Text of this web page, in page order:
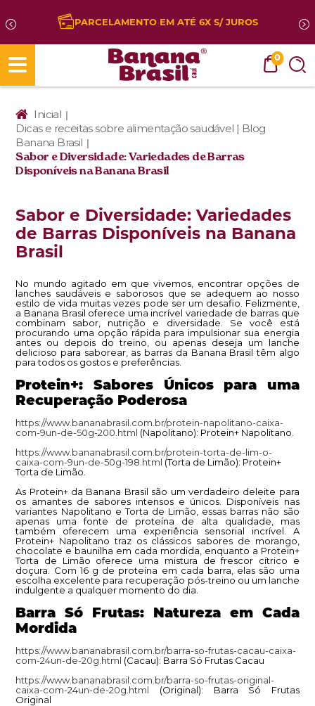
PARCELAMENTO EM ATÉ 6X S/ JUROS
0
Inicial |
Dicas e receitas sobre alimentação saudável | Blog
Banana Brasil |
Sabor e Diversidade: Variedades de Barras
Disponíveis na Banana Brasil
Sabor e Diversidade: Variedades
de Barras Disponíveis na Banana
Brasil
No mundo agitado em que vivemos, encontrar opções de
lanches saudáveis e saborosos que se adequem ao nosso
estilo de vida muitas vezes pode ser um desafio. Felizmente,
a Banana Brasil oferece uma incrível variedade de barras que
combinam sabor, nutrição e diversidade. Se você está
procurando uma opção rápida para impulsionar sua energia
antes ou depois do treino, ou apenas deseja um lanche
delicioso para saborear, as barras da Banana Brasil têm algo
para todos os gostos e preferências.
Protein+: Sabores Únicos para uma
Recuperação Poderosa
https://www.bananabrasil.com.br/protein-napolitano-caixa-
com-9un-de-50g-200.html (Napolitano): Protein+ Napolitano.
https://www.bananabrasil.com.br/protein-torta-de-lim-o-
caixa-com-9un-de-50g-198.html (Torta de Limão): Protein+
Torta de Limão.
As Protein+ da Banana Brasil são um verdadeiro deleite para
os amantes de sabores intensos e únicos. Disponíveis nas
variantes Napolitano e Torta de Limão, essas barras não são
apenas uma fonte de proteína de alta qualidade, mas
também oferecem uma experiência sensorial incrível. A
Protein+ Napolitano traz os clássicos sabores de morango,
chocolate e baunilha em cada mordida, enquanto a Protein+
Torta de Limão oferece uma mistura de frescor cítrico e
doçura. Com 16 g de proteína em cada barra, elas são uma
escolha excelente para recuperação pós-treino ou um lanche
indulgente a qualquer momento do dia.
Barra Só Frutas: Natureza em Cada
Mordida
https://www.bananabrasil.com.br/barra-so-frutas-cacau-caixa-
com-24un-de-20g.html (Cacau): Barra Só Frutas Cacau
https://www.bananabrasil.com.br/barra-so-frutas-original-
caixa-com-24un-de-20g.html (Original): Barra Só Frutas
Original